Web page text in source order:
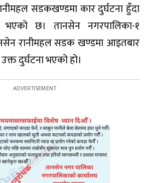
सडकखण्डमा कार दुर्घटना हुँदा
छ। तानसेन नगरपालिका-१
रानीमहल सडक खण्डमा आइतबार
दुर्घटना भएको हो।